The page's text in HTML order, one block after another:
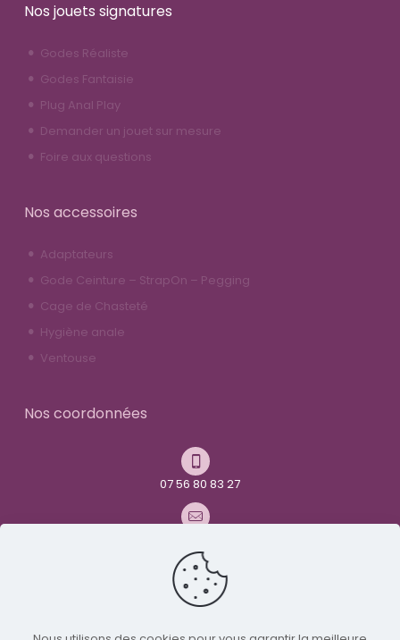
Nos jouets signatures
Godes Réaliste
Godes Fantaisie
Plug Anal Play
Demander un jouet sur mesure
Foire aux questions
Nos accessoires
Adaptateurs
Gode Ceinture – StrapOn – Pegging
Cage de Chasteté
Hygiène anale
Ventouse
Nos coordonnées
07 56 80 83 27
Avenue René Maurice Simonet